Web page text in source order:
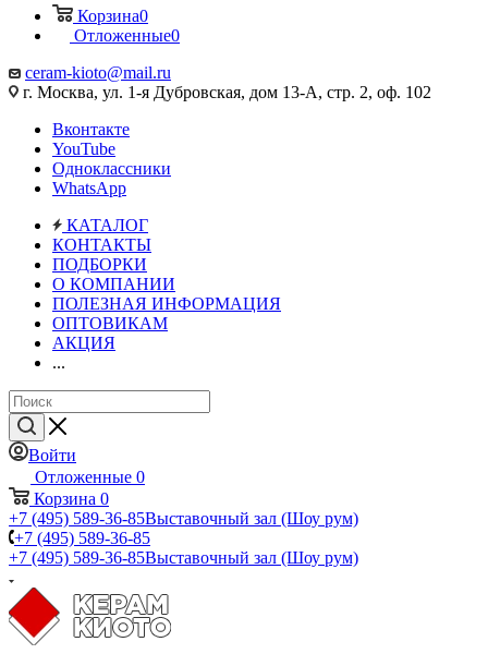
Корзина0
Отложенные0
ceram-kioto@mail.ru
г. Москва, ул. 1-я Дубровская, дом 13-А, стр. 2, оф. 102
Вконтакте
YouTube
Одноклассники
WhatsApp
КАТАЛОГ
КОНТАКТЫ
ПОДБОРКИ
О КОМПАНИИ
ПОЛЕЗНАЯ ИНФОРМАЦИЯ
ОПТОВИКАМ
АКЦИЯ
...
Войти
Отложенные 0
Корзина 0
+7 (495) 589-36-85Выставочный зал (Шоу рум)
+7 (495) 589-36-85
+7 (495) 589-36-85Выставочный зал (Шоу рум)